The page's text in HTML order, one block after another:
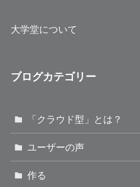
大学堂について
ブログカテゴリー
「クラウド型」とは？
ユーザーの声
作る